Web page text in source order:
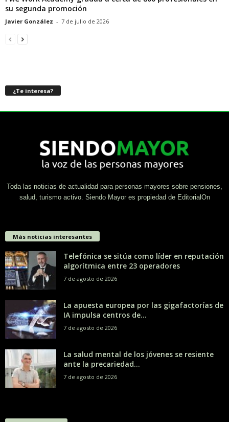
su segunda promoción
Javier González - 7 de julio de 2026
¿Te interesa?
Toda las noticias de actualidad para personas mayores sobre pensiones,
salud, turismo activo. Siendo Mayor es propiedad de EditorialOn
Más noticias interesantes
Telefónica se sitúa como líder en reputación
algorítmica entre 23 operadores
7 de agosto de 2026
La apuesta europea por las gigafactorías de
IA impulsa centros de...
7 de agosto de 2026
La salud mental de los jóvenes se resiente
ante la precariedad...
7 de agosto de 2026